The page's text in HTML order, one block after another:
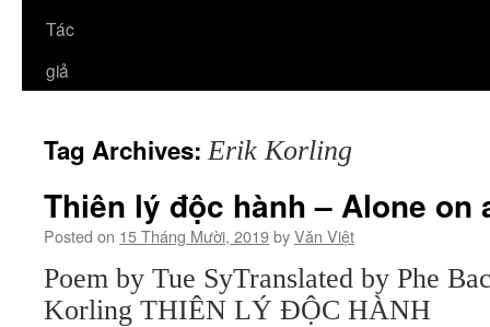
Tác
giả
Tag Archives:Erik Korling
Thiên lý độc hành – Alone on
Posted on 15 Tháng Mười, 2019byVăn Việt
Poem by Tue SyTranslated by Phe
Korling THIÊN LÝ ĐỘC HÀNH